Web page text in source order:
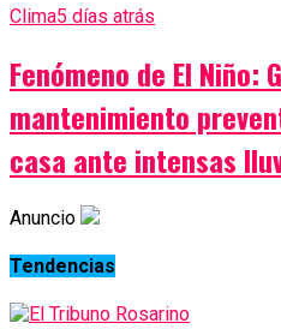
Clima5 días atrás
Fenómeno de El Niño:
mantenimiento
casa ante intensas
Anuncio
Tendencias